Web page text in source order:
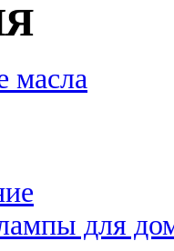
масла
для